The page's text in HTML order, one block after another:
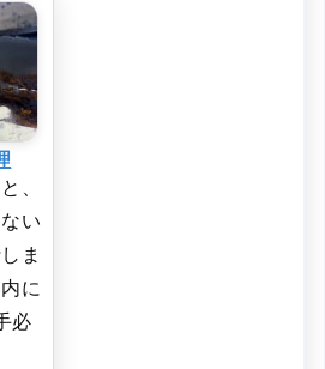
、
い
ま
に
必